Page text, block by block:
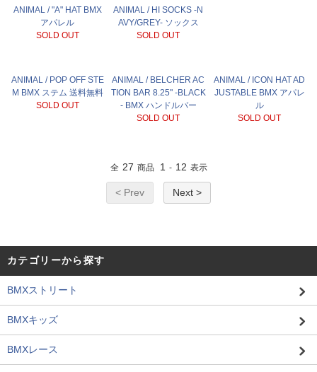
ANIMAL / "A" HAT BMX
アパレル
SOLD OUT
ANIMAL / HI SOCKS -N
AVY/GREY- ソックス
SOLD OUT
ANIMAL / POP OFF STE
M BMX ステム 送料無料
SOLD OUT
ANIMAL / BELCHER AC
TION BAR 8.25" -BLACK
- BMX ハンドルバー
SOLD OUT
ANIMAL / ICON HAT AD
JUSTABLE BMX アパレ
ル
SOLD OUT
全 27 商品 1 - 12 表示
< Prev Next >
カテゴリーから探す
BMXストリート
BMXキッズ
BMXレース